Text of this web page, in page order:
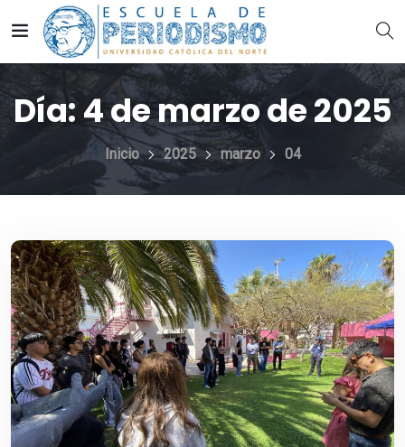
Día:4 de marzo de 2025
Inicio 2025 marzo 04